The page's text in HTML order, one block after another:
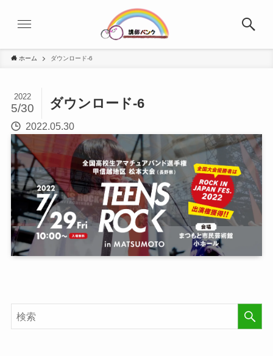
ホーム ダウンロード-6
ダウンロード-6
2022
5/30
2022.05.30